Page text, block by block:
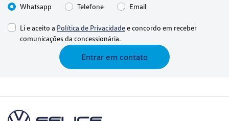
Whatsapp
Telefone Email
Li e aceito a Política de Privacidadee concordo em receber
comunicações da concessionária.
Entrar em contato